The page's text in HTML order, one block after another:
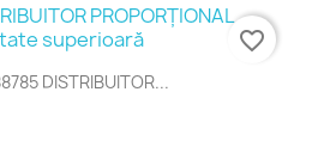
DISTRIBUITOR...
favorite_border